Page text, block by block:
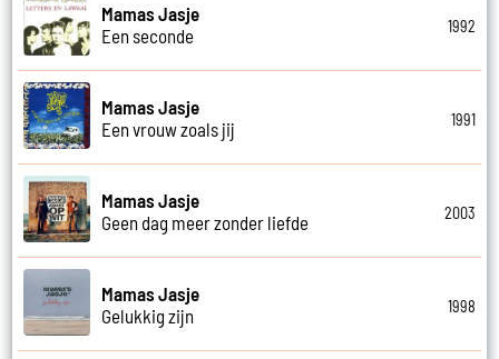
Mamas Jasje
Een seconde
1992
Mamas Jasje
Een vrouw zoals jij
1991
Mamas Jasje
Geen dag meer zonder liefde
2003
Mamas Jasje
Gelukkig zijn
1998